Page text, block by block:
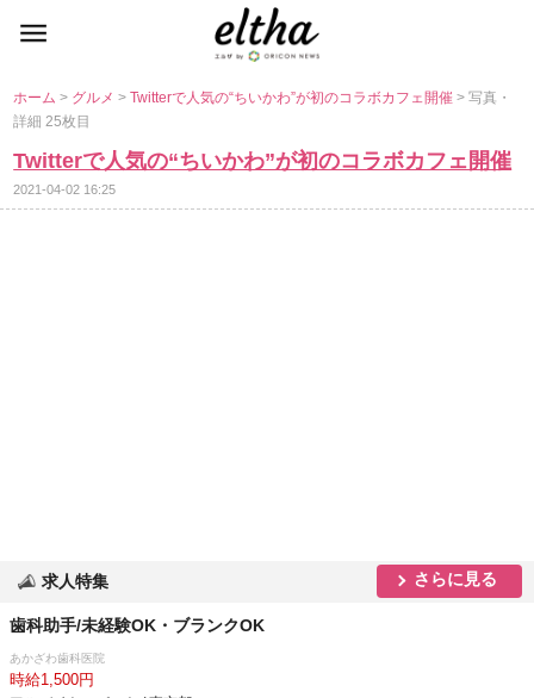
ホーム> グルメ>Twitterで人気の“ちいかわ”が初のコラボカフェ開催> 写真・
詳細 25枚目
Twitterで人気の“ちいかわ”が初のコラボカフェ開催
2021-04-02 16:25
求人特集 さらに見る
歯科助手/未経験OK・ブランクOK
あかざわ歯科医院
時給1,500円